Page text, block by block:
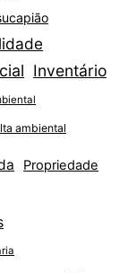
Inventário
ambiental
Propriedade